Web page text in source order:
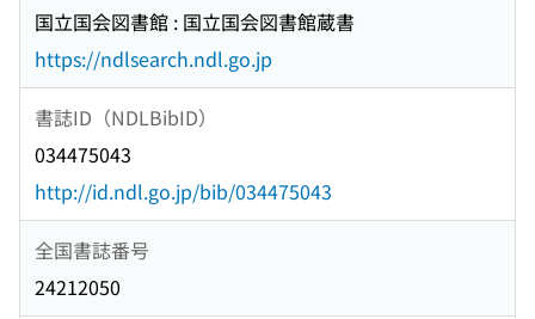
国立国会図書館 : 国立国会図書館蔵書
https://ndlsearch.ndl.go.jp
書誌ID（NDLBibID）
034475043
http://id.ndl.go.jp/bib/034475043
全国書誌番号
24212050